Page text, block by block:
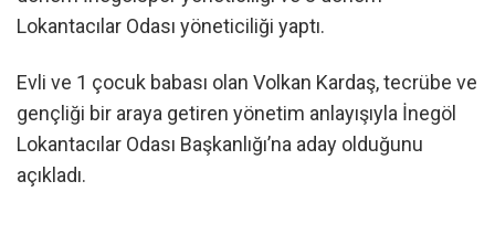
Lokantacılar Odası yöneticiliği yaptı.
Evli ve 1 çocuk babası olan Volkan Kardaş, tecrübe ve
gençliği bir araya getiren yönetim anlayışıyla İnegöl
Lokantacılar Odası Başkanlığı’na aday olduğunu
açıkladı.